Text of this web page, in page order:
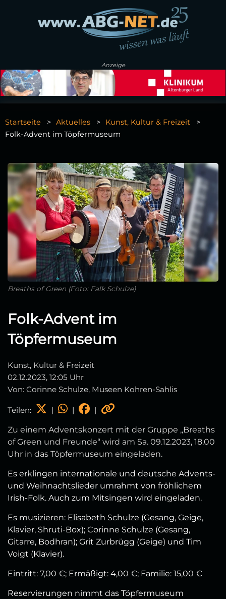
Anzeige
Startseite Aktuelles
Kunst, Kultur & Freizeit
Folk-Advent im Töpfermuseum
Breaths of Green (Foto: Falk Schulze)
Folk-Advent im
Töpfermuseum
Kunst, Kultur & Freizeit
02.12.2023, 12:05 Uhr
Von: Corinne Schulze, Museen Kohren-Sahlis
Teilen: | | |
Zu einem Adventskonzert mit der Gruppe „Breaths
of Green und Freunde“ wird am Sa. 09.12.2023, 18.00
Uhr in das Töpfermuseum eingeladen.
Es erklingen internationale und deutsche Advents-
und Weihnachtslieder umrahmt von fröhlichem
Irish-Folk. Auch zum Mitsingen wird eingeladen.
Es musizieren: Elisabeth Schulze (Gesang, Geige,
Klavier, Shruti-Box); Corinne Schulze (Gesang,
Gitarre, Bodhran); Grit Zurbrügg (Geige) und Tim
Voigt (Klavier).
Eintritt: 7,00 €; Ermäßigt: 4,00 €; Familie: 15,00 €
Reservierungen nimmt das Töpfermuseum